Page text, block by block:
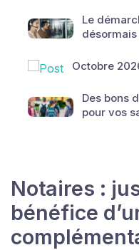
Le
Octobre
Des bons
pour vos
Notaires :
bénéfice